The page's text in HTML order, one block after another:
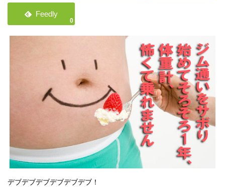
0
デブデブデブデブデブデブ！